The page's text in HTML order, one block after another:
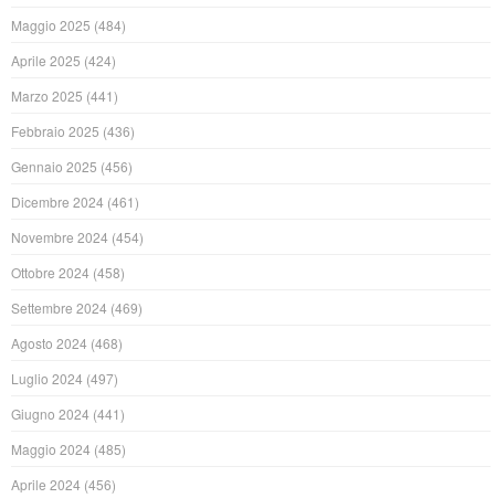
Maggio 2025 (484)
Aprile 2025 (424)
Marzo 2025 (441)
Febbraio 2025 (436)
Gennaio 2025 (456)
Dicembre 2024 (461)
Novembre 2024 (454)
Ottobre 2024 (458)
Settembre 2024 (469)
Agosto 2024 (468)
Luglio 2024 (497)
Giugno 2024 (441)
Maggio 2024 (485)
Aprile 2024 (456)